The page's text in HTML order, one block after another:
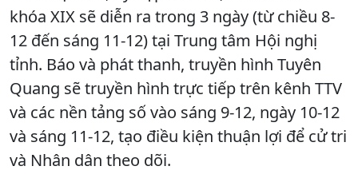
khóa XIX sẽ diễn ra trong 3 ngày (từ chiều 8-
12 đến sáng 11-12) tại Trung tâm Hội nghị
tỉnh. Báo và phát thanh, truyền hình Tuyên
Quang sẽ truyền hình trực tiếp trên kênh TTV
và các nền tảng số vào sáng 9-12, ngày 10-12
và sáng 11-12, tạo điều kiện thuận lợi để cử tri
và Nhân dân theo dõi.